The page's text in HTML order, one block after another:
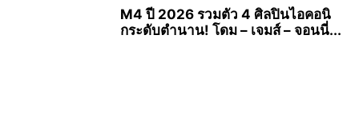
M4 ปี 2026 รวมตัว 4 ศิลปินไอคอนิ
กระดับตำนาน! โดม – เจมส์ – จอนนี่...